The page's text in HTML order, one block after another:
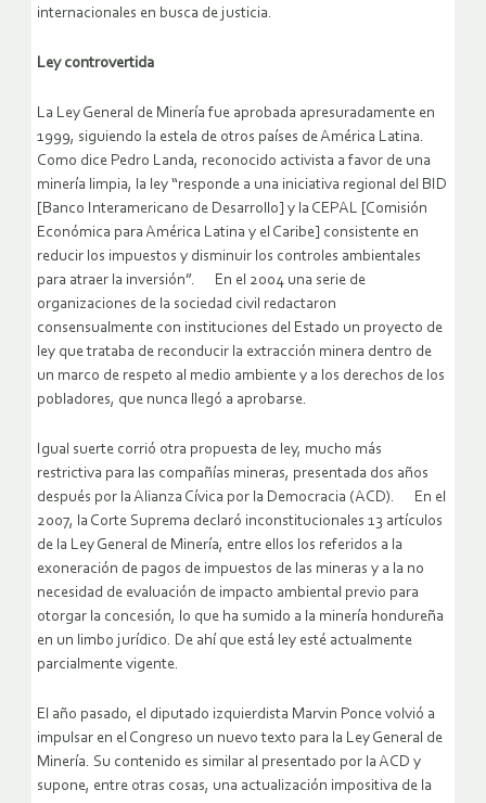
internacionales en busca de justicia.
Ley controvertida
La Ley General de Minería fue aprobada apresuradamente en
1999, siguiendo la estela de otros países de América Latina.
Como dice Pedro Landa, reconocido activista a favor de una
minería limpia, la ley “responde a una iniciativa regional del BID
[Banco Interamericano de Desarrollo] y la CEPAL [Comisión
Económica para América Latina y el Caribe] consistente en
reducir los impuestos y disminuir los controles ambientales
para atraer la inversión”. En el 2004 una serie de
organizaciones de la sociedad civil redactaron
consensualmente con instituciones del Estado un proyecto de
ley que trataba de reconducir la extracción minera dentro de
un marco de respeto al medio ambiente y a los derechos de los
pobladores, que nunca llegó a aprobarse.
Igual suerte corrió otra propuesta de ley, mucho más
restrictiva para las compañías mineras, presentada dos años
después por la Alianza Cívica por la Democracia (ACD). En el
2007, la Corte Suprema declaró inconstitucionales 13 artículos
de la Ley General de Minería, entre ellos los referidos a la
exoneración de pagos de impuestos de las mineras y a la no
necesidad de evaluación de impacto ambiental previo para
otorgar la concesión, lo que ha sumido a la minería hondureña
en un limbo jurídico. De ahí que está ley esté actualmente
parcialmente vigente.
El año pasado, el diputado izquierdista Marvin Ponce volvió a
impulsar en el Congreso un nuevo texto para la Ley General de
Minería. Su contenido es similar al presentado por la ACD y
supone, entre otras cosas, una actualización impositiva de la